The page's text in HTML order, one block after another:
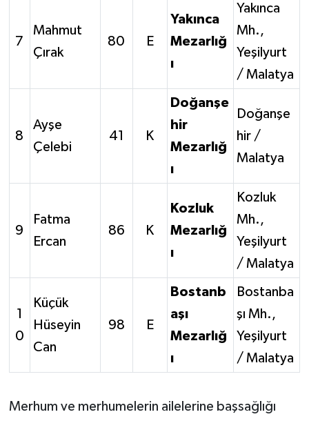
7
Mahmut
Çırak
80 E
Yakınca
Mezarlığ
ı
Yakınca
Mh.,
Yeşilyurt
/ Malatya
8
Ayşe
Çelebi
41 K
Doğanşe
hir
Mezarlığ
ı
Doğanşe
hir /
Malatya
9
Fatma
Ercan
86 K
Kozluk
Mezarlığ
ı
Kozluk
Mh.,
Yeşilyurt
/ Malatya
1
0
Küçük
Hüseyin
Can
98 E
Bostanb
aşı
Mezarlığ
ı
Bostanba
şı Mh.,
Yeşilyurt
/ Malatya
Merhum ve merhumelerin ailelerine başsağlığı